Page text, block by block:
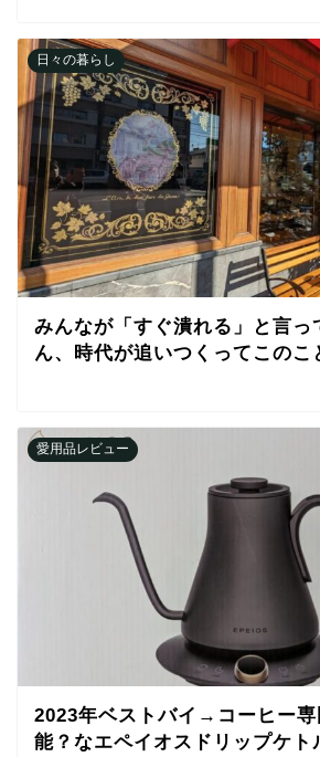
日々の暮らし
みんなが「すぐ潰れる」と言っ
ん、時代が追いつくってこのこ
愛用品レビュー
2023年ベストバイ→コーヒー専
能？なエペイオスドリップケト